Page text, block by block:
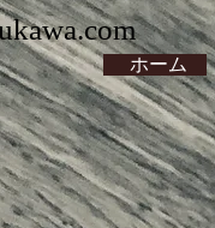
ホーム